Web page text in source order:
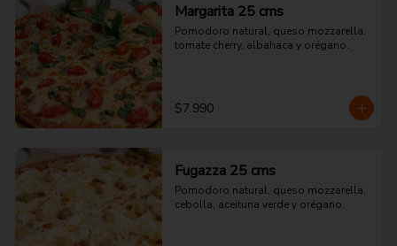
Margarita 25 cms
Pomodoro natural, queso mozzarella,
tomate cherry, albahaca y orégano.
$7.990
Fugazza 25 cms
Pomodoro natural, queso mozzarella,
cebolla, aceituna verde y orégano.